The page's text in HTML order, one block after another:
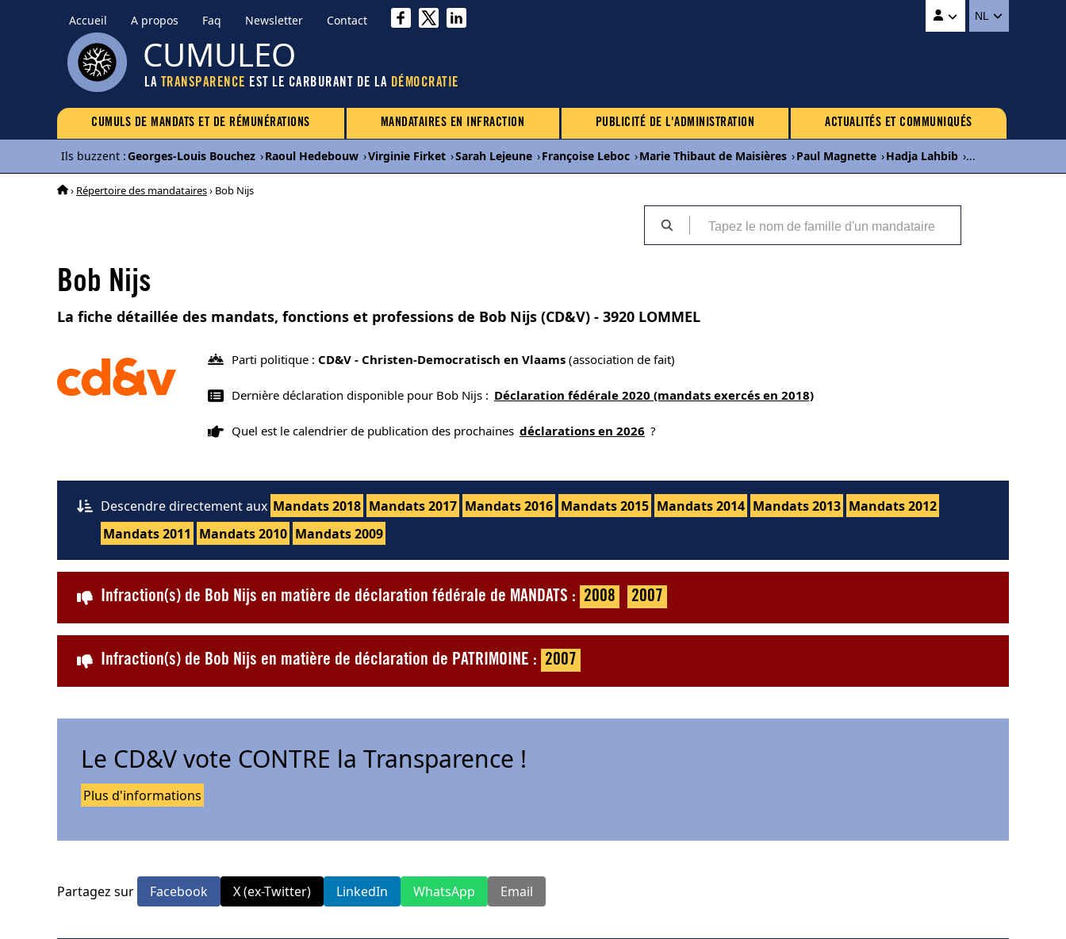
Accueil A propos Faq Newsletter Contact NL
CUMULEO
LA TRANSPARENCE EST LE CARBURANT DE LA DÉMOCRATIE
CUMULS DE MANDATS ET DE RÉMUNÉRATIONS MANDATAIRES EN INFRACTION PUBLICITÉ DE L'ADMINISTRATION ACTUALITÉS ET COMMUNIQUÉS
Ils buzzent :Georges-Louis Bouchez ›Raoul Hedebouw ›Virginie Firket ›Sarah Lejeune ›Françoise Leboc ›Marie Thibaut de Maisières ›Paul Magnette ›Hadja Lahbib ›...
› Répertoire des mandataires› Bob Nijs
Bob Nijs
La fiche détaillée des mandats, fonctions et professions de Bob Nijs (CD&V) - 3920 LOMMEL
Parti politique : CD&V - Christen-Democratisch en Vlaams (association de fait)
Dernière déclaration disponible pour Bob Nijs : Déclaration fédérale 2020 (mandats exercés en 2018)
Quel est le calendrier de publication des prochaines déclarations en 2026 ?
Descendre directement aux Mandats 2018 Mandats 2017 Mandats 2016 Mandats 2015 Mandats 2014 Mandats 2013 Mandats 2012
Mandats 2011 Mandats 2010 Mandats 2009
Infraction(s) de Bob Nijs en matière de déclaration fédérale de MANDATS : 2008 2007
Infraction(s) de Bob Nijs en matière de déclaration de PATRIMOINE : 2007
Le CD&V vote CONTRE la Transparence !
Plus d'informations
Partagez sur Facebook X (ex-Twitter) LinkedIn WhatsApp Email